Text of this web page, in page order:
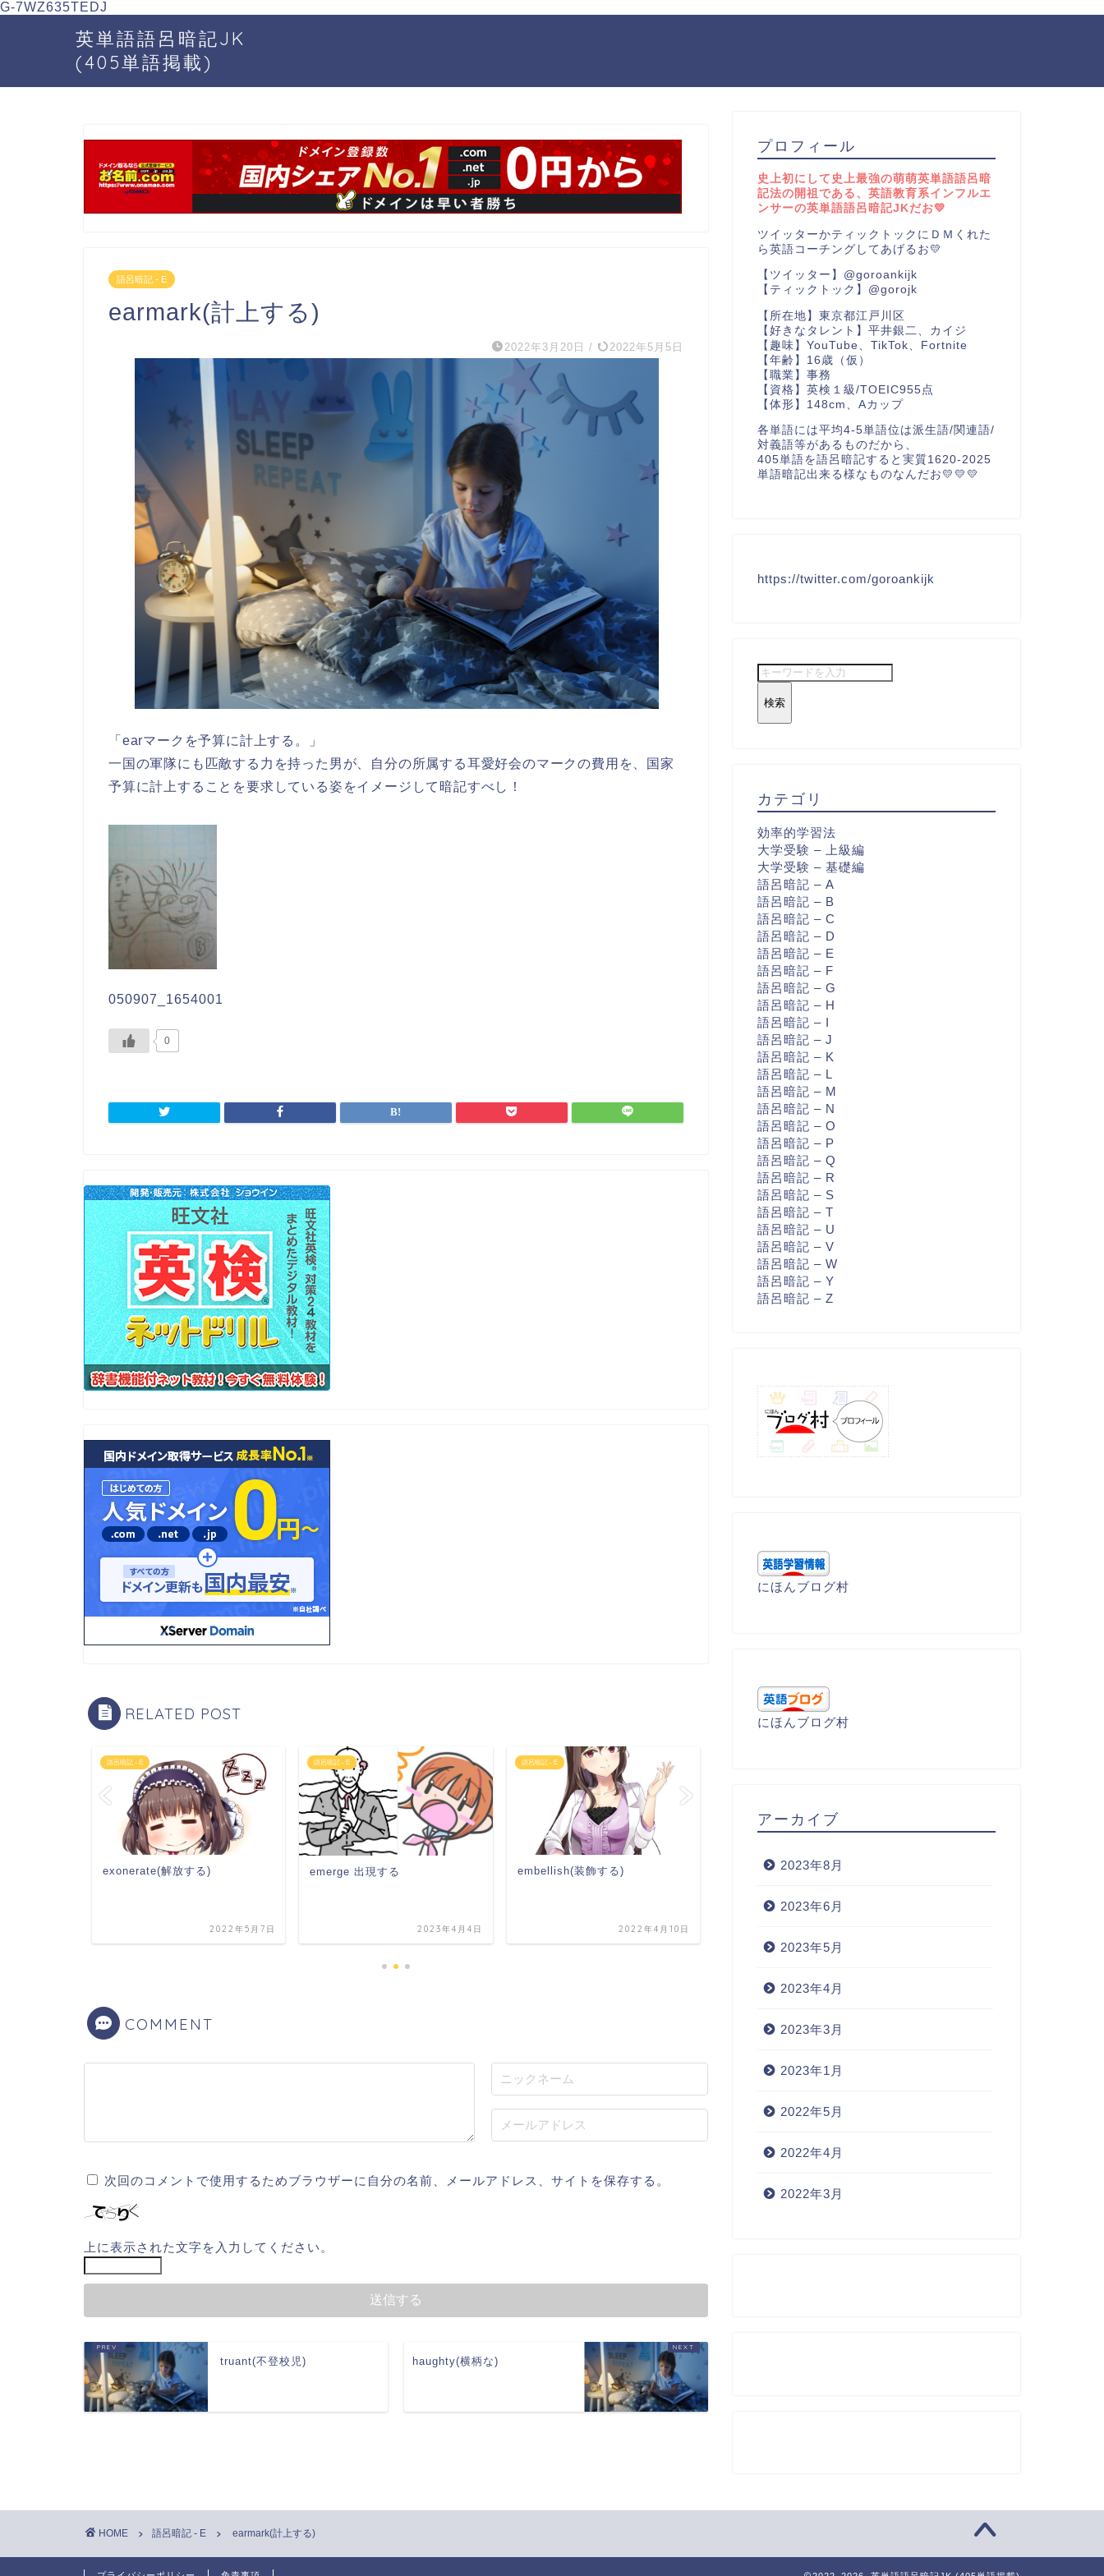
G-7WZ635TEDJ
英単語語呂暗記JK
(405単語掲載)
語呂暗記 - E
earmark(計上する)
2022年3月20日 / 2022年5月5日
「earマークを予算に計上する。」
一国の軍隊にも匹敵する力を持った男が、自分の所属する耳愛好会のマークの費用を、国家
予算に計上することを要求している姿をイメージして暗記すべし！
050907_1654001
0
RELATED POST
語呂暗記 - E
exonerate(解放する)
2022年5月7日
語呂暗記 - E
emerge 出現する
2023年4月4日
語呂暗記 - E
embellish(装飾する)
2022年4月10日
exonerate(解放する)
COMMENT
次回のコメントで使用するためブラウザーに自分の名前、メールアドレス、サイトを保存する。
上に表示された文字を入力してください。
truant(不登校児) haughty(横柄な)
プロフィール
史上初にして史上最強の萌萌英単語語呂暗
記法の開祖である、英語教育系インフルエ
ンサーの英単語語呂暗記JKだお💛
ツイッターかティックトックにＤＭくれた
ら英語コーチングしてあげるお💛
【ツイッター】@goroankijk
【ティックトック】@gorojk
【所在地】東京都江戸川区
【好きなタレント】平井銀二、カイジ
【趣味】YouTube、TikTok、Fortnite
【年齢】16歳（仮）
【職業】事務
【資格】英検１級/TOEIC955点
【体形】148cm、Aカップ
各単語には平均4-5単語位は派生語/関連語/
対義語等があるものだから、
405単語を語呂暗記すると実質1620-2025
単語暗記出来る様なものなんだお💛💛💛
https://twitter.com/goroankijk
検索
カテゴリ
効率的学習法
大学受験 – 上級編
大学受験 – 基礎編
語呂暗記 – A
語呂暗記 – B
語呂暗記 – C
語呂暗記 – D
語呂暗記 – E
語呂暗記 – F
語呂暗記 – G
語呂暗記 – H
語呂暗記 – I
語呂暗記 – J
語呂暗記 – K
語呂暗記 – L
語呂暗記 – M
語呂暗記 – N
語呂暗記 – O
語呂暗記 – P
語呂暗記 – Q
語呂暗記 – R
語呂暗記 – S
語呂暗記 – T
語呂暗記 – U
語呂暗記 – V
語呂暗記 – W
語呂暗記 – Y
語呂暗記 – Z
にほんブログ村
にほんブログ村
アーカイブ
2023年8月
2023年6月
2023年5月
2023年4月
2023年3月
2023年1月
2022年5月
2022年4月
2022年3月
HOME 語呂暗記 - E earmark(計上する)